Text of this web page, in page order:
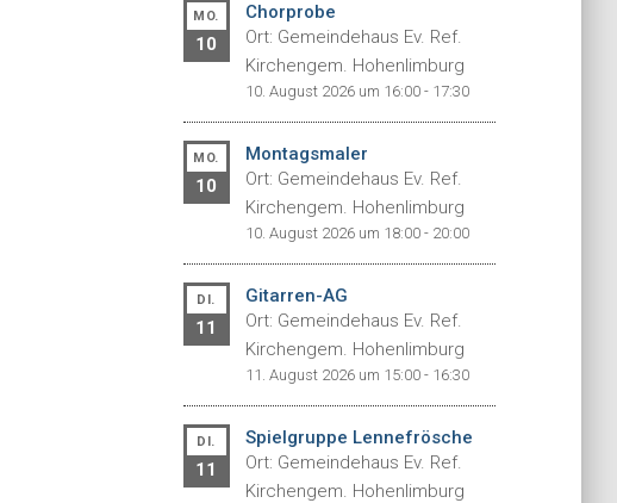
MO.
10
Chorprobe
Ort: Gemeindehaus Ev. Ref.
Kirchengem. Hohenlimburg
10. August 2026 um 16:00 - 17:30
MO.
10
Montagsmaler
Ort: Gemeindehaus Ev. Ref.
Kirchengem. Hohenlimburg
10. August 2026 um 18:00 - 20:00
DI.
11
Gitarren-AG
Ort: Gemeindehaus Ev. Ref.
Kirchengem. Hohenlimburg
11. August 2026 um 15:00 - 16:30
DI.
11
Spielgruppe Lennefrösche
Ort: Gemeindehaus Ev. Ref.
Kirchengem. Hohenlimburg